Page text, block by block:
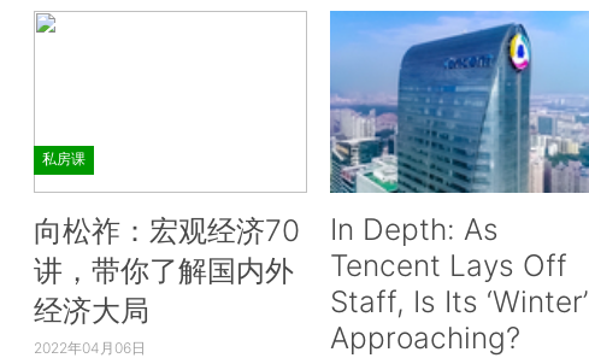
私房课
向松祚：宏观经济70
讲，带你了解国内外
经济大局
2022年04月06日
In Depth: As
Tencent Lays Off
Staff, Is Its ‘Winter’
Approaching?